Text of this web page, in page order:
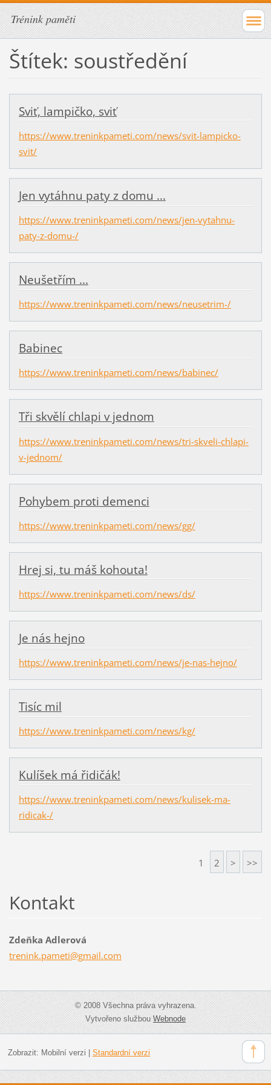
Trénink paměti
Štítek: soustředění
Sviť, lampičko, sviť
https://www.treninkpameti.com/news/svit-lampicko-
svit/
Jen vytáhnu paty z domu ...
https://www.treninkpameti.com/news/jen-vytahnu-
paty-z-domu-/
Neušetřím ...
https://www.treninkpameti.com/news/neusetrim-/
Babinec
https://www.treninkpameti.com/news/babinec/
Tři skvělí chlapi v jednom
https://www.treninkpameti.com/news/tri-skveli-chlapi-
v-jednom/
Pohybem proti demenci
https://www.treninkpameti.com/news/gg/
Hrej si, tu máš kohouta!
https://www.treninkpameti.com/news/ds/
Je nás hejno
https://www.treninkpameti.com/news/je-nas-hejno/
Tisíc mil
https://www.treninkpameti.com/news/kg/
Kulíšek má řidičák!
https://www.treninkpameti.com/news/kulisek-ma-
ridicak-/
1 2 > >>
Kontakt
Zdeňka Adlerová
trenink.pameti@gmail.com
© 2008 Všechna práva vyhrazena.
Vytvořeno službouWebnode
Zobrazit: Mobilní verzi Standardní verzi